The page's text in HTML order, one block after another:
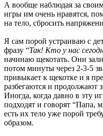
А вообще наблюдая за
игры им очень нравятся,
на тело, сбросить
Я сам порой устраиваю с
фразу “Так! Кто у нас
начинаю щекотать. Они
потом минуты через 2-3-5
привыкает к щекотке и я
разбегаются и продолжают
Иногда, когда давно в эту
подходят и говорят “Папа,
есть их тело уже порой
образом.